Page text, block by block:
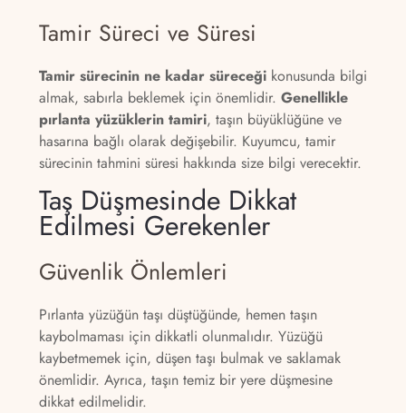
Tamir Süreci ve Süresi
Tamir sürecinin ne kadar süreceği konusunda bilgi
almak, sabırla beklemek için önemlidir. Genellikle
pırlanta yüzüklerin tamiri, taşın büyüklüğüne ve
hasarına bağlı olarak değişebilir. Kuyumcu, tamir
sürecinin tahmini süresi hakkında size bilgi verecektir.
Taş Düşmesinde Dikkat
Edilmesi Gerekenler
Güvenlik Önlemleri
Pırlanta yüzüğün taşı düştüğünde, hemen taşın
kaybolmaması için dikkatli olunmalıdır. Yüzüğü
kaybetmemek için, düşen taşı bulmak ve saklamak
önemlidir. Ayrıca, taşın temiz bir yere düşmesine
dikkat edilmelidir.